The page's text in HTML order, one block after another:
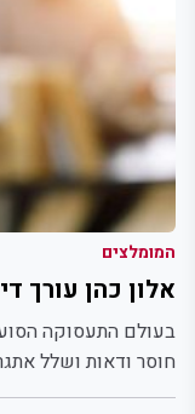
המומלצים
אלון כהן עורך
בעולם התעסוקה
חוסר ודאות ושלל
של...